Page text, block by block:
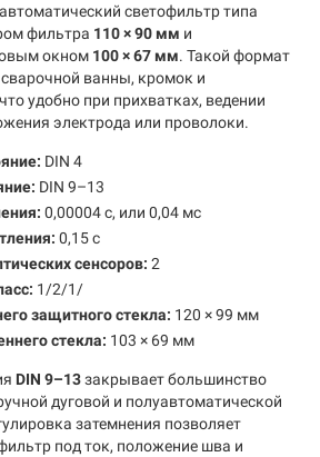
светофильтр типа
фильтра 110 × 90 мм и
окном 100 × 67 мм. Такой формат
ванны, кромок и
удобно при прихватках, ведении
электрода или проволоки.
DIN 4
DIN 9–13
0,00004 с, или 0,04 мс
0,15 с
сенсоров: 2
1/2/1/
защитного стекла: 120 × 99 мм
стекла: 103 × 69 мм
DIN 9–13закрывает большинство
дуговой и полуавтоматической
затемнения позволяет
под ток, положение шва и